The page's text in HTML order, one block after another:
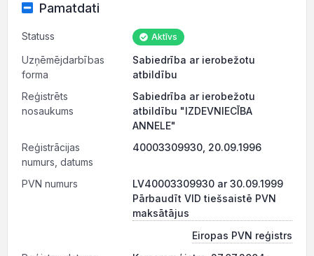
Pamatdati
Statuss Aktīvs
Uzņēmējdarbības
forma
Sabiedrība ar ierobežotu
atbildību
Reģistrēts
nosaukums
Sabiedrība ar ierobežotu
atbildību "IZDEVNIECĪBA
ANNELE"
Reģistrācijas
numurs, datums
40003309930, 20.09.1996
PVN numurs
LV40003309930 ar 30.09.1999
Pārbaudīt VID tiešsaistē PVN
maksātājus
Eiropas PVN reģistrs